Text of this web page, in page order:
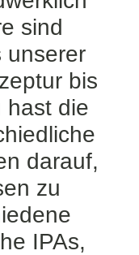
sind
unserer
bis
hast die
darauf,
zu
IPAs,